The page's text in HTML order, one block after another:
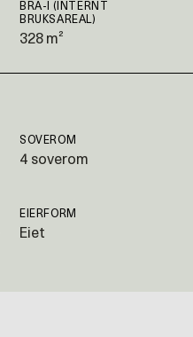
BRA-I (INTERNT
BRUKSAREAL)
328 m²
SOVEROM
4 soverom
EIERFORM
Eiet